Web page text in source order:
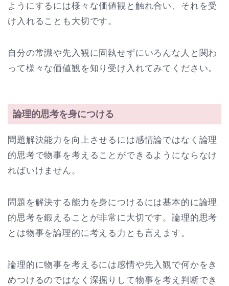
ようにするには様々な価値観と触れ合い、それを受
け入れることも大切です。
自分の常識や先入観に固執せずにいろんな人と関わ
って様々な価値観を知り受け入れてみてください。
論理的思考を身につける
問題解決能力を向上させるには感情論ではなく論理
的思考で物事を考えることができるようにならなけ
ればいけません。
問題を解決する能力を身につけるには基本的に論理
的思考を鍛えることが非常に大切です。論理的思考
とは物事を論理的に考える力とも言えます。
論理的に物事を考えるには感情や先入観で何かをき
めつけるのではなく深掘りして物事を考え判断でき